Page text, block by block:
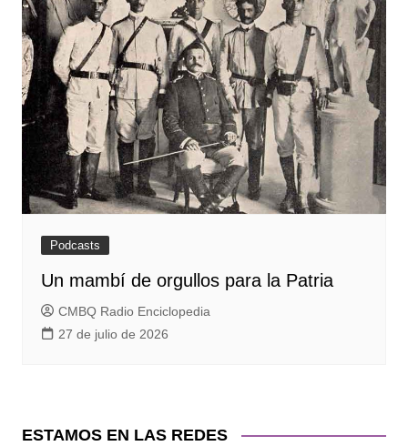
Podcasts
Un mambí de orgullos para la Patria
CMBQ Radio Enciclopedia
27 de julio de 2026
ESTAMOS EN LAS REDES